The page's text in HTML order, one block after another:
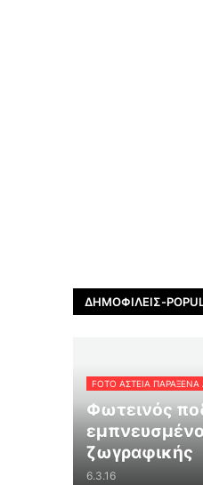
ΔΗΜΟΦΙΛΕΊΣ-
FOTO ΑΣΤΕΙΑ ΠΑΡΑΞΕΝΑ
Φωτεινός
ζωγραφικής
6.3.16